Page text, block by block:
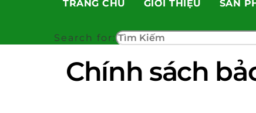
TRANG CHỦ GIỚI THIỆU SẢN
Search for:
Chính sách